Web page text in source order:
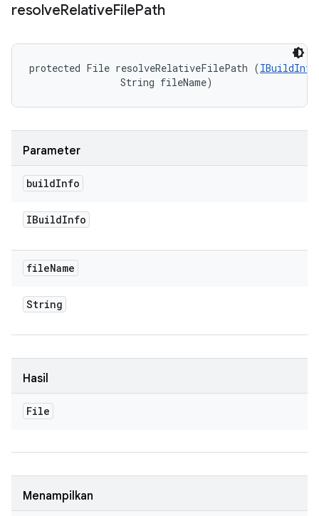
resolveRelativeFilePath
protected File resolveRelativeFilePath (IBuildInfo
                String fileName)
Parameter
buildInfo
IBuildInfo
fileName
String
Hasil
File
Menampilkan